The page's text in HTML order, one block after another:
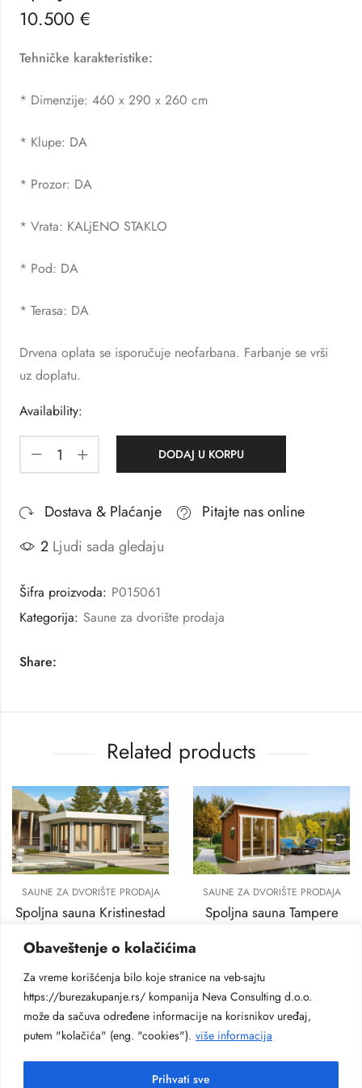
Obaveštenje o kolačićima
Za vreme korišćenja bilo koje stranice na veb-sajtu
https://burezakupanje.rs/ kompanija Neva Consulting d.o.o.
može da sačuva određene informacije na korisnikov uređaj,
putem "kolačića" (eng. "cookies"). više informacija
Prihvati sve
10.500 €
Tehničke karakteristike:
* Dimenzije: 460 x 290 x 260 cm
* Klupe: DA
* Prozor: DA
* Vrata: KALjENO STAKLO
* Pod: DA
* Terasa: DA
Drvena oplata se isporučuje neofarbana. Farbanje se vrši
uz doplatu.
Availability:
DODAJ U KORPU
Dostava & Plaćanje
Pitajte nas online
2 Ljudi sada gledaju
Šifra proizvoda: P015061
Kategorija: Saune za dvorište prodaja
Share:
Related products
SAUNE ZA DVORIŠTE PRODAJA
Spoljna sauna Kristinestad
18.000 €
SAUNE ZA DVORIŠTE PRODAJA
Spoljna sauna Tampere